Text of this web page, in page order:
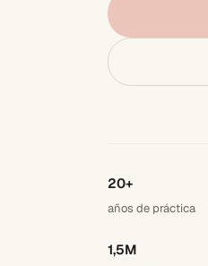
20+
años de práctica
1,5M